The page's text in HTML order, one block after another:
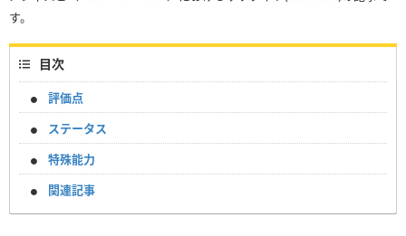
す。
目次
評価点
ステータス
特殊能力
関連記事